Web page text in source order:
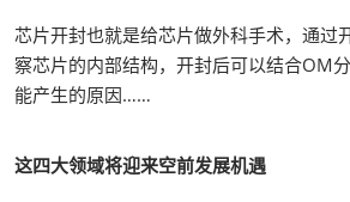
芯片开封也就是给芯片做外科手术，通过
察芯片的内部结构，开封后可以结合OM
能产生的原因……
这四大领域将迎来空前发展机遇